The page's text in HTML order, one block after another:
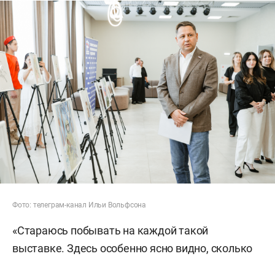
Фото: телеграм-канал Ильи Вольфсона
«Стараюсь побывать на каждой такой
выставке. Здесь особенно ясно видно, сколько